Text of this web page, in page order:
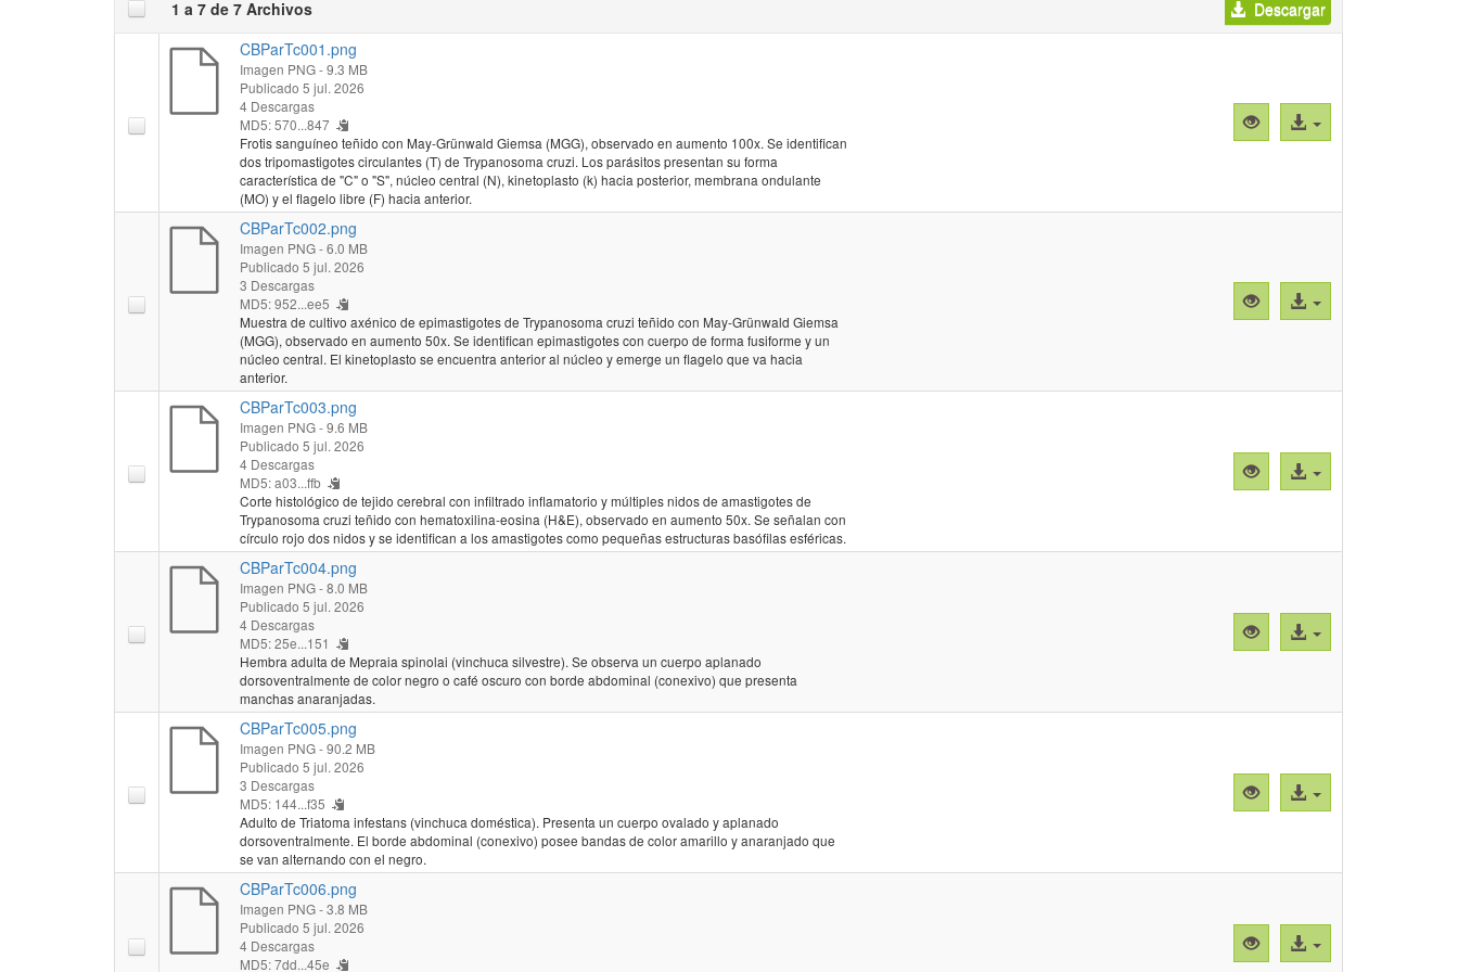
1 a 7 de 7 Archivos
Descargar
CBParTc001.png
Imagen PNG- 9.3 MB
Publicado 5 jul. 2026
4 Descargas
MD5: 570...847
Frotis sanguíneo teñido con May-Grünwald Giemsa (MGG), observado en aumento 100x. Se identifican
dos tripomastigotes circulantes (T) de Trypanosoma cruzi. Los parásitos presentan su forma
característica de "C" o "S", núcleo central (N), kinetoplasto (k) hacia posterior, membrana ondulante
(MO) y el flagelo libre (F) hacia anterior.
Vista
previa
Acceso
al
CBParTc002.png
Imagen PNG- 6.0 MB
Publicado 5 jul. 2026
3 Descargas
MD5: 952...ee5
Muestra de cultivo axénico de epimastigotes de Trypanosoma cruzi teñido con May-Grünwald Giemsa
(MGG), observado en aumento 50x. Se identifican epimastigotes con cuerpo de forma fusiforme y un
núcleo central. El kinetoplasto se encuentra anterior al núcleo y emerge un flagelo que va hacia
anterior.
Vista
previa
Acceso
al
CBParTc003.png
Imagen PNG- 9.6 MB
Publicado 5 jul. 2026
4 Descargas
MD5: a03...ffb
Corte histológico de tejido cerebral con infiltrado inflamatorio y múltiples nidos de amastigotes de
Trypanosoma cruzi teñido con hematoxilina-eosina (H&E), observado en aumento 50x. Se señalan con
círculo rojo dos nidos y se identifican a los amastigotes como pequeñas estructuras basófilas esféricas.
Vista
previa
Acceso
al
CBParTc004.png
Imagen PNG- 8.0 MB
Publicado 5 jul. 2026
4 Descargas
MD5: 25e...151
Hembra adulta de Mepraia spinolai (vinchuca silvestre). Se observa un cuerpo aplanado
dorsoventralmente de color negro o café oscuro con borde abdominal (conexivo) que presenta
manchas anaranjadas.
Vista
previa
Acceso
al
CBParTc005.png
Imagen PNG- 90.2 MB
Publicado 5 jul. 2026
3 Descargas
MD5: 144...f35
Adulto de Triatoma infestans (vinchuca doméstica). Presenta un cuerpo ovalado y aplanado
dorsoventralmente. El borde abdominal (conexivo) posee bandas de color amarillo y anaranjado que
se van alternando con el negro.
Vista
previa
Acceso
al
CBParTc006.png
Imagen PNG- 3.8 MB
Publicado 5 jul. 2026
4 Descargas
MD5: 7dd...45e
Vista
previa
Acceso
al